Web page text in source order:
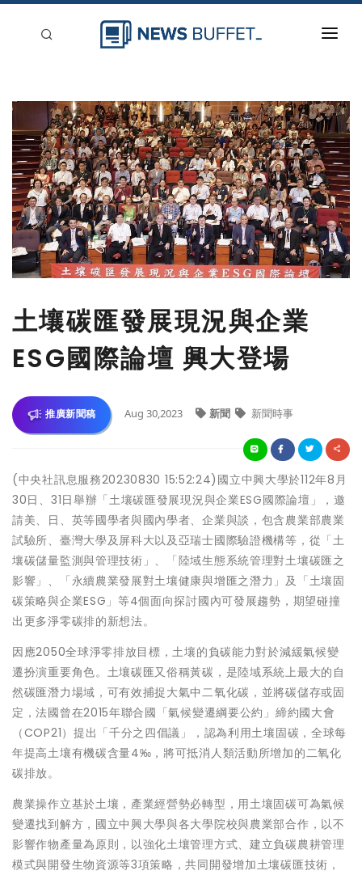
新聞稿分類
登入
刊登
土壤碳匯發展現況與企業
ESG國際論壇 興大登場
推廣新聞稿 Aug 30,2023 新聞 新聞時事
(中央社訊息服務20230830 15:52:24)國立中興大學於112年8月
30日、31日舉辦「土壤碳匯發展現況與企業ESG國際論壇」，邀
請美、日、英等國學者與國內學者、企業與談，包含農業部農業
試驗所、臺灣大學及屏科大以及亞瑞士國際驗證機構等，從「土
壤碳儲量監測與管理技術」、「陸域生態系統管理對土壤碳匯之
影響」、「永續農業發展對土壤健康與增匯之潛力」及「土壤固
碳策略與企業ESG」等4個面向探討國內可發展趨勢，期望碰撞
出更多淨零碳排的新想法。
因應2050全球淨零排放目標，土壤的負碳能力對於減緩氣候變
遷扮演重要角色。土壤碳匯又俗稱黃碳，是陸域系統上最大的自
然碳匯潛力場域，可有效捕捉大氣中二氧化碳，並將碳儲存或固
定，法國曾在2015年聯合國「氣候變遷綱要公約」締約國大會
（COP21）提出「千分之四倡議」，認為利用土壤固碳，全球每
年提高土壤有機碳含量4‰，將可抵消人類活動所增加的二氧化
碳排放。
農業操作立基於土壤，產業經營勢必轉型，用土壤固碳可為氣候
變遷找到解方，國立中興大學與各大學院校與農業部合作，以不
影響作物產量為原則，以強化土壤管理方式、建立負碳農耕管理
模式與開發生物資源等3項策略，共同開發增加土壤碳匯技術，